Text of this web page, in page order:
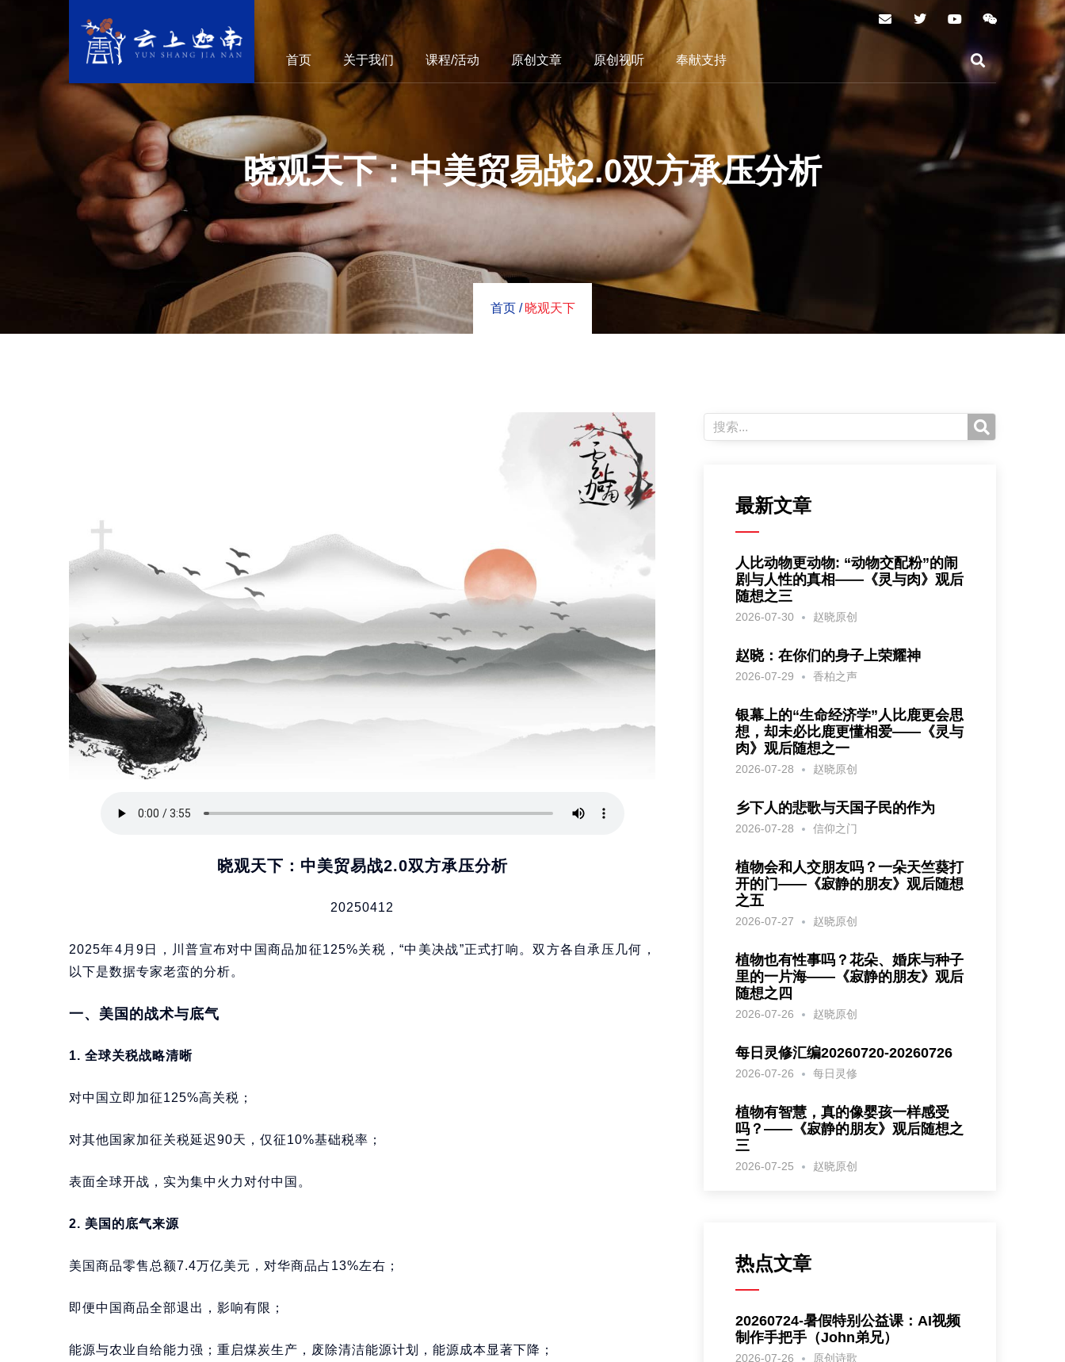
首页 关于我们 课程/活动 原创文章 原创视听 奉献支持
晓观天下：中美贸易战2.0双方承压分析
首页 / 晓观天下
晓观天下：中美贸易战2.0双方承压分析
20250412
2025年4月9日，川普宣布对中国商品加征125%关税，“中美决战”正式打响。双方各自承压几何，
以下是数据专家老蛮的分析。
一、美国的战术与底气
1. 全球关税战略清晰
对中国立即加征125%高关税；
对其他国家加征关税延迟90天，仅征10%基础税率；
表面全球开战，实为集中火力对付中国。
2. 美国的底气来源
美国商品零售总额7.4万亿美元，对华商品占13%左右；
即便中国商品全部退出，影响有限；
能源与农业自给能力强；重启煤炭生产，废除清洁能源计划，能源成本显著下降；
最新文章
人比动物更动物: “动物交配粉”的闹
剧与人性的真相——《灵与肉》观后
随想之三
2026-07-30 赵晓原创
赵晓：在你们的身子上荣耀神
2026-07-29 香柏之声
银幕上的“生命经济学”人比鹿更会思
想，却未必比鹿更懂相爱——《灵与
肉》观后随想之一
2026-07-28 赵晓原创
乡下人的悲歌与天国子民的作为
2026-07-28 信仰之门
植物会和人交朋友吗？一朵天竺葵打
开的门——《寂静的朋友》观后随想
之五
2026-07-27 赵晓原创
植物也有性事吗？花朵、婚床与种子
里的一片海——《寂静的朋友》观后
随想之四
2026-07-26 赵晓原创
每日灵修汇编20260720-20260726
2026-07-26 每日灵修
植物有智慧，真的像婴孩一样感受
吗？——《寂静的朋友》观后随想之
三
2026-07-25 赵晓原创
热点文章
20260724-暑假特别公益课：AI视频
制作手把手（John弟兄）
2026-07-26 原创诗歌